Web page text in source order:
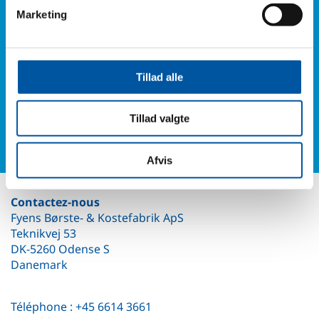
Marketing
Tillad alle
Tillad valgte
Afvis
Avez-vous des questions ?
Téléphone : +45 6614 3661
Ou remplissez notre formulaire de contact et vous
aurez de nos nouvelles.
Formulaire de contact
Contactez-nous
Fyens Børste- & Kostefabrik ApS
Teknikvej 53
DK-5260 Odense S
Danemark
Téléphone : +45 6614 3661